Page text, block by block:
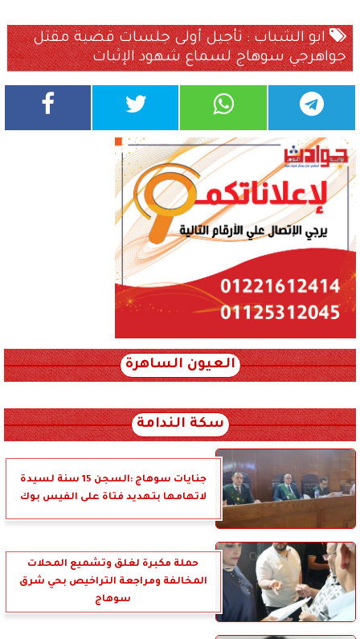
ابو الشباب : تأجيل أولى جلسات قضية مقتل
جواهرجي سوهاج لسماع شهود الإثبات
العيون الساهرة
سكة الندامة
جنايات سوهاج :السجن 15 سنة لسيدة
لاتهامها بتهديد فتاة على الفيس بوك
حملة مكبرة لغلق وتشميع المحلات
المخالفة ومراجعة التراخيص بحي شرق
سوهاج